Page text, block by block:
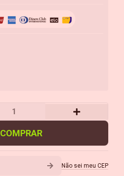
COMPRAR
Não sei meu CEP